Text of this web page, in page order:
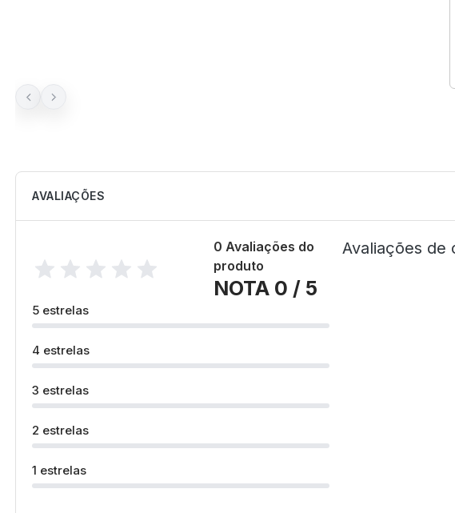
AVALIAÇÕES
0 Avaliações do
produto
NOTA 0 / 5
5 estrelas
4 estrelas
3 estrelas
2 estrelas
1 estrelas
Avaliações de